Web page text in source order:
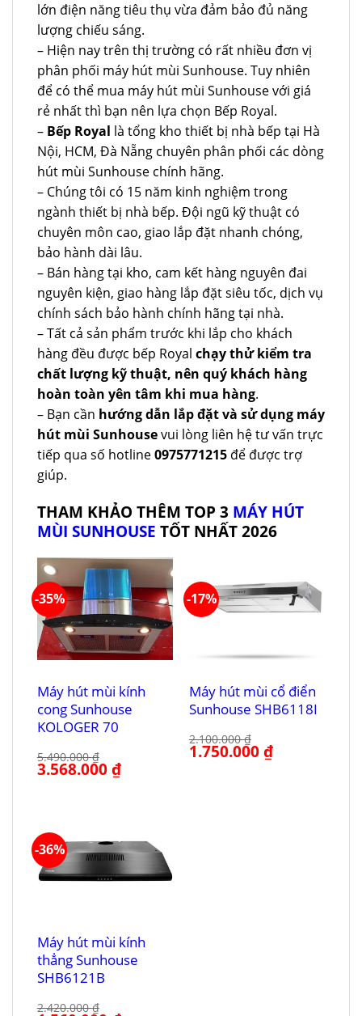
lớn điện năng tiêu thụ vừa đảm bảo đủ năng
lượng chiếu sáng.
– Hiện nay trên thị trường có rất nhiều đơn vị
phân phối máy hút mùi Sunhouse. Tuy nhiên
để có thể mua máy hút mùi Sunhouse với giá
rẻ nhất thì bạn nên lựa chọn Bếp Royal.
– Bếp Royal là tổng kho thiết bị nhà bếp tại Hà
Nội, HCM, Đà Nẵng chuyên phân phối các dòng
hút mùi Sunhouse chính hãng.
– Chúng tôi có 15 năm kinh nghiệm trong
ngành thiết bị nhà bếp. Đội ngũ kỹ thuật có
chuyên môn cao, giao lắp đặt nhanh chóng,
bảo hành dài lâu.
– Bán hàng tại kho, cam kết hàng nguyên đai
nguyên kiện, giao hàng lắp đặt siêu tốc, dịch vụ
chính sách bảo hành chính hãng tại nhà.
– Tất cả sản phẩm trước khi lắp cho khách
hàng đều được bếp Royal chạy thử kiểm tra
chất lượng kỹ thuật, nên quý khách hàng
hoàn toàn yên tâm khi mua hàng.
– Bạn cần hướng dẫn lắp đặt và sử dụng máy
hút mùi Sunhousevui lòng liên hệ tư vấn trực
tiếp qua số hotline0975771215 để được trợ
giúp.
THAM KHẢO THÊM TOP 3 MÁY HÚT
MÙI SUNHOUSE TỐT NHẤT 2026
-35%
Máy hút mùi kính
cong Sunhouse
KOLOGER 70
5.490.000₫
Giá
gốc
3.568.000₫Giá
hiện
-17%
Máy hút mùi cổ điển
Sunhouse SHB6118I
2.100.000₫
Giá
gốc
1.750.000₫Giá
hiện
-36%
Máy hút mùi kính
thẳng Sunhouse
SHB6121B
2.420.000₫